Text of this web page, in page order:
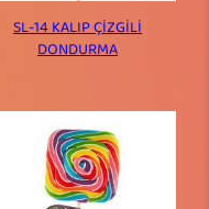
SL-14 KALIP ÇİZGİLİ
DONDURMA